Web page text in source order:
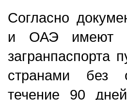
Согласно
и ОАЭ имеют
загранпаспорта
странами без
течение 90